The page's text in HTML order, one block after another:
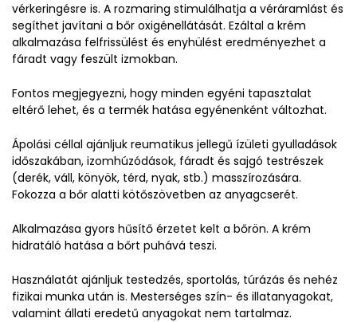
vérkeringésre is. A rozmaring stimulálhatja a véráramlást és
segíthet javítani a bőr oxigénellátását. Ezáltal a krém
alkalmazása felfrissülést és enyhülést eredményezhet a
fáradt vagy feszült izmokban.
Fontos megjegyezni, hogy minden egyéni tapasztalat
eltérő lehet, és a termék hatása egyénenként változhat.
Ápolási céllal ajánljuk reumatikus jellegű ízületi gyulladások
időszakában, izomhúzódások, fáradt és sajgó testrészek
(derék, váll, könyök, térd, nyak, stb.) masszírozására.
Fokozza a bőr alatti kötőszövetben az anyagcserét.
Alkalmazása gyors hűsítő érzetet kelt a bőrön. A krém
hidratáló hatása a bőrt puhává teszi.
Használatát ajánljuk testedzés, sportolás, túrázás és nehéz
fizikai munka után is. Mesterséges szín- és illatanyagokat,
valamint állati eredetű anyagokat nem tartalmaz.